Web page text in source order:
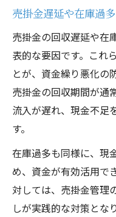
資金繰り・財
資金繰りを
売掛金遅延や在庫過
売掛金の回収遅延や在
表的な要因です。これ
とが、資金繰り悪化の
売掛金の回収期間が通
流入が遅れ、現金不足
す。
在庫過多も同様に、現
め、資金が有効活用で
対しては、売掛金管理
しが実践的な対策とな